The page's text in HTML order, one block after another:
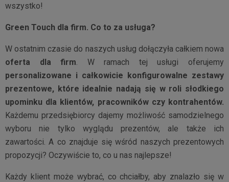
wszystko!
Green Touch dla firm. Co to za usługa?
W ostatnim czasie do naszych usług dołączyła całkiem nowa
oferta dla firm. W ramach tej usługi oferujemy
personalizowane i całkowicie konfigurowalne zestawy
prezentowe, które idealnie nadają się w roli słodkiego
upominku dla klientów, pracowników czy kontrahentów.
Każdemu przedsiębiorcy dajemy możliwość samodzielnego
wyboru nie tylko wyglądu prezentów, ale także ich
zawartości. A co znajduje się wśród naszych prezentowych
propozycji? Oczywiście to, co u nas najlepsze!
Każdy klient może wybrać, co chciałby, aby znalazło się w